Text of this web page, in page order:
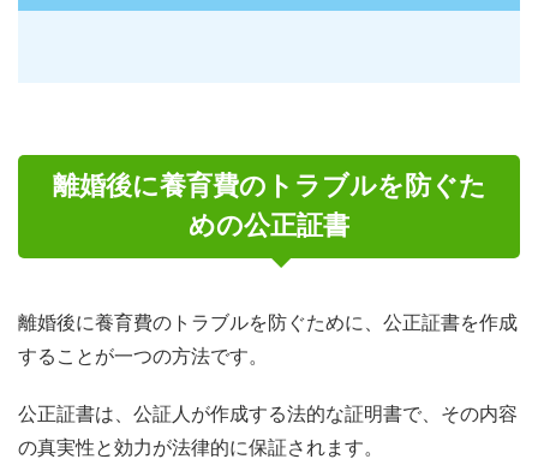
離婚後に養育費のトラブルを防ぐた
めの公正証書
離婚後に養育費のトラブルを防ぐために、公正証書を作成
することが一つの方法です。
公正証書は、公証人が作成する法的な証明書で、その内容
の真実性と効力が法律的に保証されます。